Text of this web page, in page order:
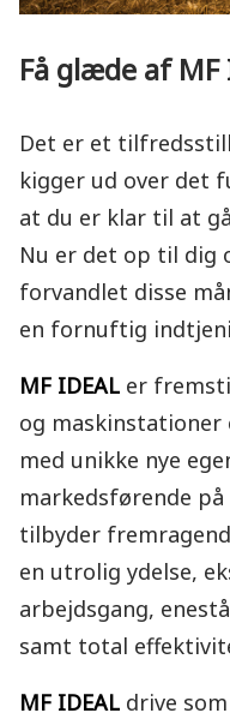
Få glæde af MF
Det er et
kigger ud over det
at du er klar til at
Nu er det op til dig
forvandlet disse
en fornuftig
MF IDEAL er
og
med unikke nye
markedsførende
tilbyder
en utrolig ydelse,
arbejdsgang,
samt total
MF IDEAL drive